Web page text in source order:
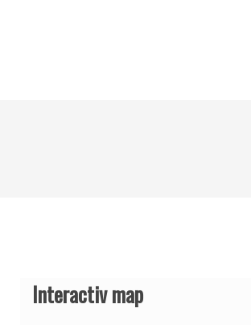
Interactiv map